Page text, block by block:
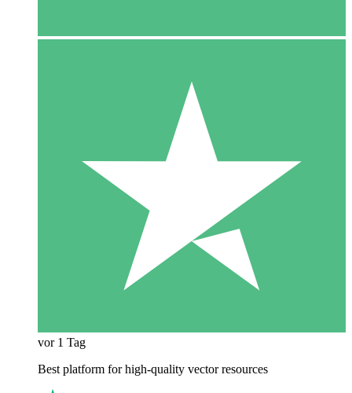
vor 1 Tag
Best platform for high-quality vector resources